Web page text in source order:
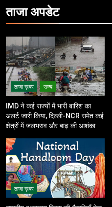
ताजाअपडेट
ताज़ा ख़बर राज्य
IMD ने कई राज्यों में भारी बारिश का
अलर्ट जारी किया, दिल्ली-NCR समेत कई
क्षेत्रों में जलभराव और बाढ़ की आशंका
ताज़ा ख़बर